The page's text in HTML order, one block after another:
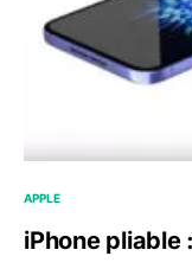
APPLE
iPhone pliable